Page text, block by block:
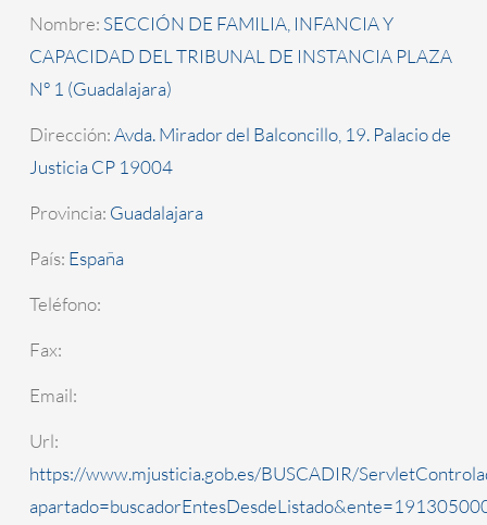
Nombre: SECCIÓN DE FAMILIA, INFANCIA Y
CAPACIDAD DEL TRIBUNAL DE INSTANCIA PLAZA
Nº 1 (Guadalajara)
Dirección:Avda. Mirador del Balconcillo, 19. Palacio de
Justicia CP 19004
Provincia: Guadalajara
País: España
Teléfono:
Fax:
Email:
Url:
https://www.mjusticia.gob.es/BUSCADIR/